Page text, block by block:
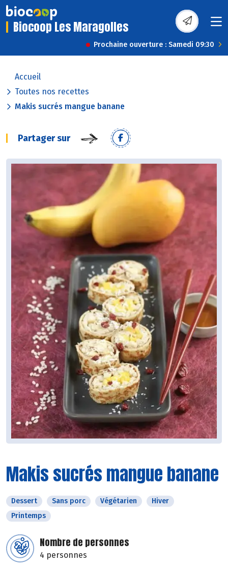
Biocoop Les Maragolles
Prochaine ouverture : Samedi 09:30
Accueil
Toutes nos recettes
Makis sucrés mangue banane
Partager sur
Makis sucrés mangue banane
Dessert Sans porc Végétarien
Hiver
Printemps
Nombre de personnes
4 personnes